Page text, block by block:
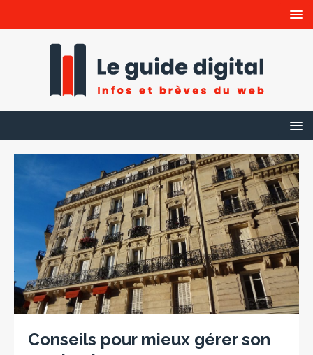
Conseils pour mieux gérer son